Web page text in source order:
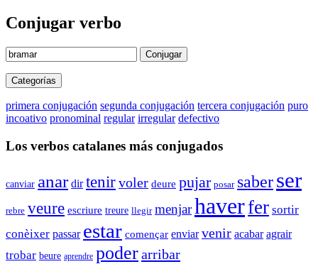
Conjugar verbo
Conjugar
Categorías
primera conjugación segunda conjugación tercera conjugación puro
incoativo pronominal regular irregular defectivo
Los verbos catalanes más conjugados
canviar anar dir tenirvoler deure pujar posar saberser
rebre veure escriure treure llegir menjarhaverfer sortir
conèixer passar estar començar enviar venir acabar agrair
trobar beure aprendre poderarribar